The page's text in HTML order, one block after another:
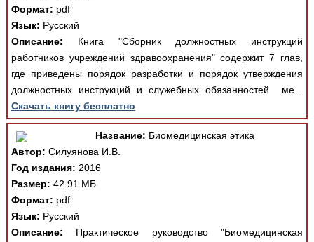
Формат: pdf
Язык: Русский
Описание: Книга "Сборник должностных инструкций
работников учреждений здравоохранения" содержит 7 глав,
где приведены порядок разработки и порядок утверждения
должностных инструкций и служебных обязанностей ме...
Скачать книгу бесплатно
Название: Биомедицинская этика
Автор: Силуянова И.В.
Год издания: 2016
Размер: 42.91 МБ
Формат: pdf
Язык: Русский
Описание: Практическое руководство "Биомедицинская